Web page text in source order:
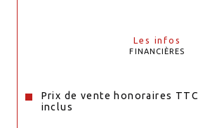
Les infos
FINANCIÈRES
Prix de vente honoraires TTC
inclus